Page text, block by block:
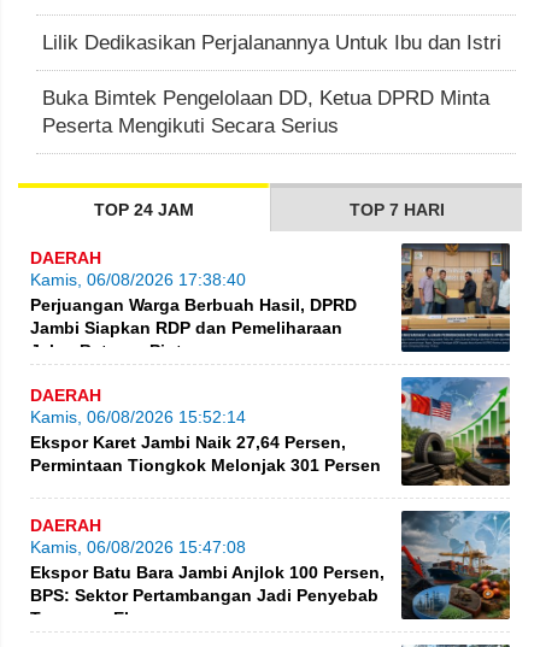
Lilik Dedikasikan Perjalanannya Untuk Ibu dan Istri
Buka Bimtek Pengelolaan DD, Ketua DPRD Minta
Peserta Mengikuti Secara Serius
TOP 24 JAM TOP 7 HARI
DAERAH
Kamis, 06/08/2026 17:38:40
Perjuangan Warga Berbuah Hasil, DPRD
Jambi Siapkan RDP dan Pemeliharaan
Jalan Betung–Pintas
DAERAH
Kamis, 06/08/2026 15:52:14
Ekspor Karet Jambi Naik 27,64 Persen,
Permintaan Tiongkok Melonjak 301 Persen
DAERAH
Kamis, 06/08/2026 15:47:08
Ekspor Batu Bara Jambi Anjlok 100 Persen,
BPS: Sektor Pertambangan Jadi Penyebab
Turunnya Ekspor